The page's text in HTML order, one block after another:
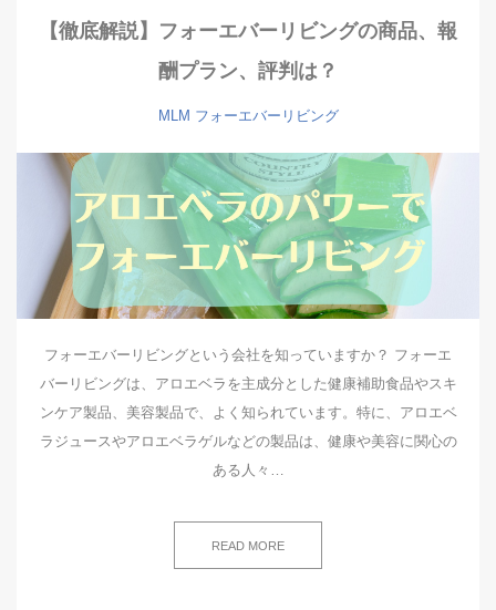
【徹底解説】フォーエバーリビングの商品、報
酬プラン、評判は？
MLM フォーエバーリビング
フォーエバーリビングという会社を知っていますか？ フォーエ
バーリビングは、アロエベラを主成分とした健康補助食品やスキ
ンケア製品、美容製品で、よく知られています。特に、アロエベ
ラジュースやアロエベラゲルなどの製品は、健康や美容に関心の
ある人々…
READ MORE